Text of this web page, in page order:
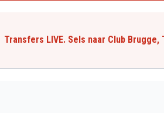
Transfers LIVE. Sels naar Club